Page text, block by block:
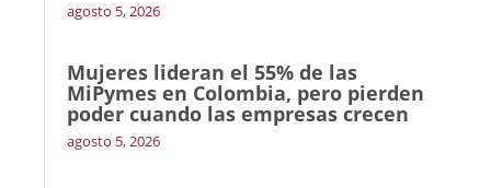
agosto 5, 2026
Mujeres lideran el 55% de las
MiPymes en Colombia, pero pierden
poder cuando las empresas crecen
agosto 5, 2026